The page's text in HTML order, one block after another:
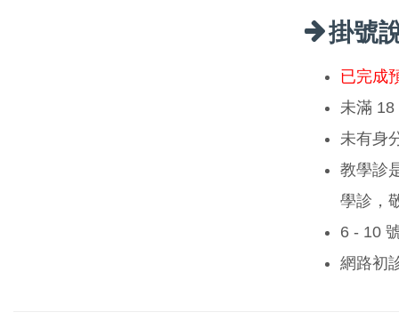
掛號
已完成
未滿 18
未有身
教學診
學診，
6 - 10
網路初